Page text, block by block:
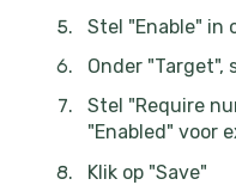
Stel "Enable" in
Onder "Target",
Stel "Require
"Enabled" voor
Klik op "Save"